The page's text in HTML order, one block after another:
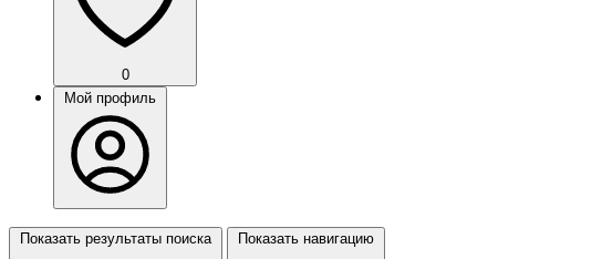
0
Мой профиль
Показать результаты поиска Показать навигацию